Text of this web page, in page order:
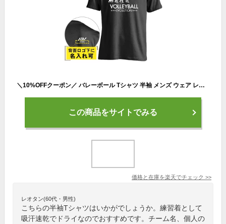
＼10%OFFクーポン／ バレーボール Tシャツ 半袖 メンズ ウェア レディース 練習着 ジュニア ドライ おもしろ tシャツ 速乾 名入れ スポーツ 女子 男子 チーム おしゃれ 文字入れ 「バレーボールエボリューション」 アートワークスコウベ 【送料無料】
この商品をサイトでみる
価格と在庫を楽天でチェック >>
レオタン(60代・男性)
こちらの半袖Tシャツはいかがでしょうか。練習着として
吸汗速乾でドライなのでおすすめです。チーム名、個人の